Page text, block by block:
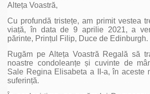
Alteța Voastră,
Cu profundă tristețe, am primit vestea
viață, în data de 9 aprilie 2021, a
părinte, Prințul Filip, Duce de Edinburgh.
Rugăm pe Alteța Voastră Regală să
noastre condoleanțe și cuvinte de
Sale Regina Elisabeta a II-a, în aceste
suferință.